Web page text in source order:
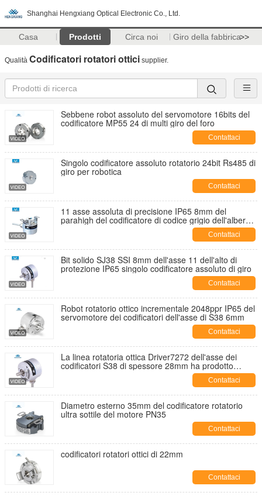
Shanghai Hengxiang Optical Electronic Co., Ltd.
Casa Prodotti Circa noi Giro della fabbrica>>
Qualità Codificatori rotatori ottici supplier.
Sebbene robot assoluto del servomotore 16bits del
codificatore MP55 24 di multi giro del foro
Contattaci
Singolo codificatore assoluto rotatorio 24bit Rs485 di
giro per robotica
Contattaci
11 asse assoluta di precisione IP65 8mm del
parahigh del codificatore di codice grigio dell'albero
Contattaci
Bit solido SJ38 SSI 8mm dell'asse 11 dell'alto di
protezione IP65 singolo codificatore assoluto di giro
Contattaci
Robot rotatorio ottico incrementale 2048ppr IP65 del
servomotore dei codificatori dell'asse di S38 6mm
Contattaci
La linea rotatoria ottica Driver7272 dell'asse dei
codificatori S38 di spessore 28mm ha prodotto
Contattaci
Diametro esterno 35mm del codificatore rotatorio
ultra sottile del motore PN35
Contattaci
codificatori rotatori ottici di 22mm
Contattaci